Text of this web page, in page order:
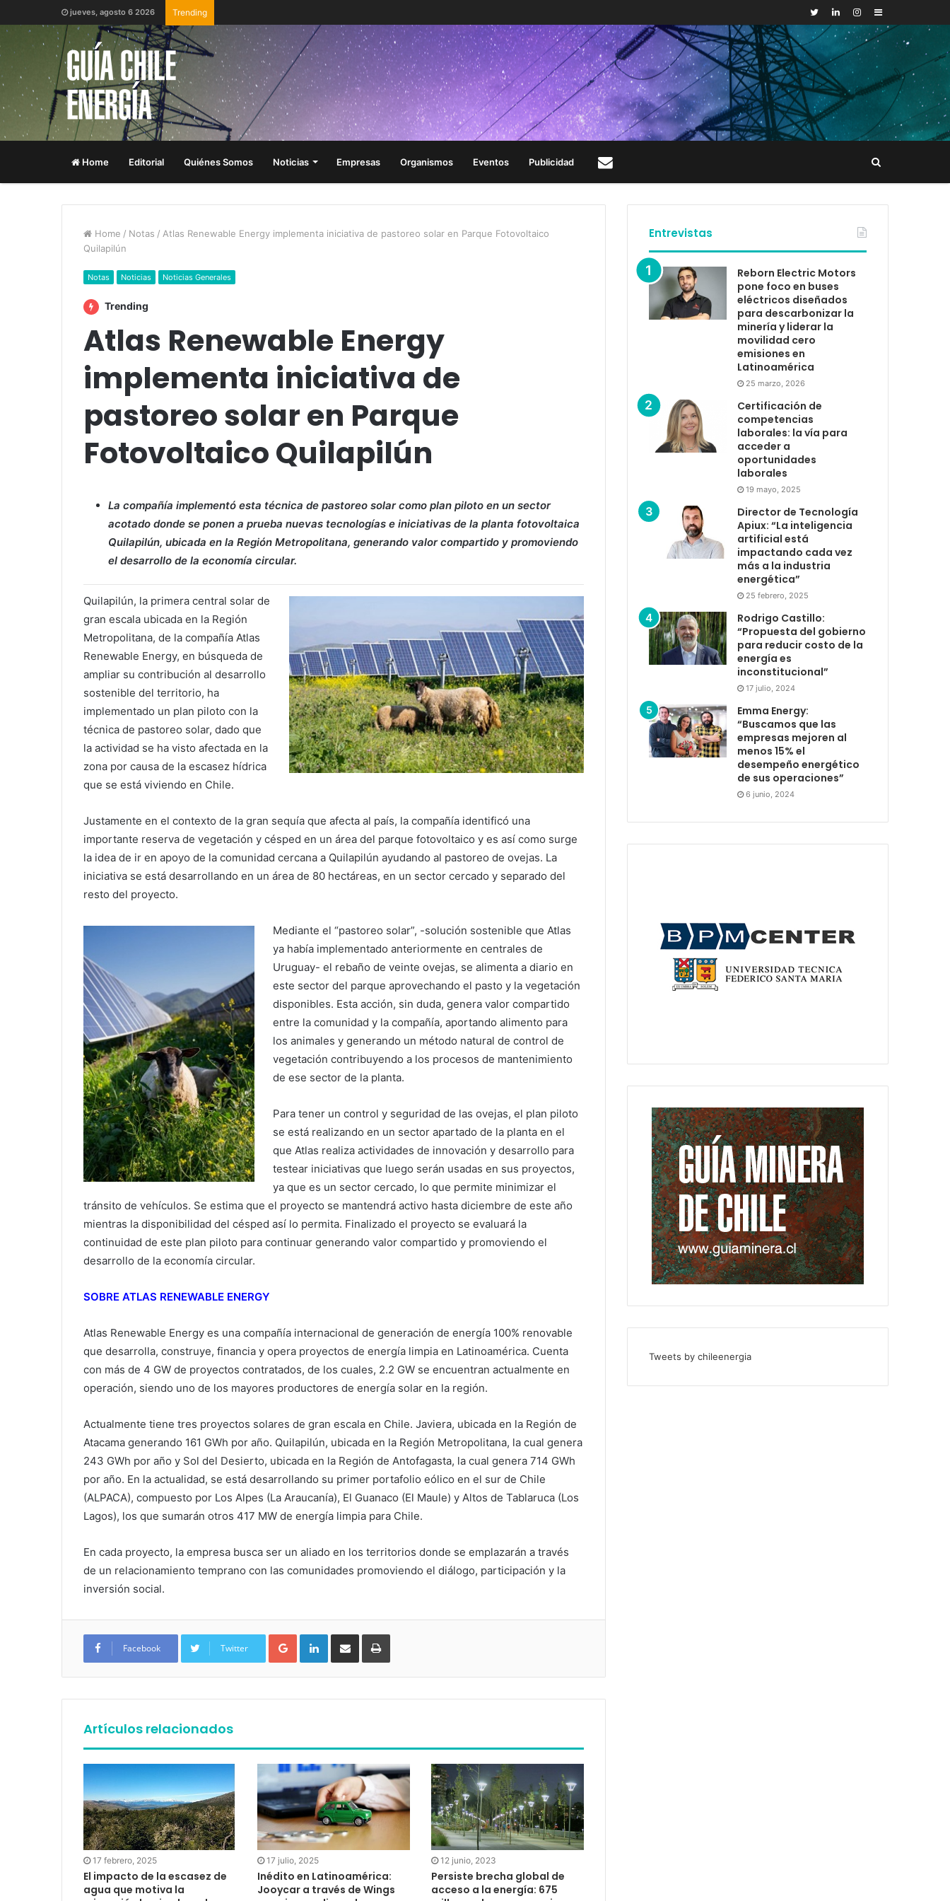
jueves, agosto 6 2026 Trending Sidebar
Home Editorial Quiénes Somos Noticias Empresas Organismos Eventos Publicidad
Home / Notas / Atlas Renewable Energy implementa iniciativa de pastoreo solar en Parque Fotovoltaico
Quilapilún
Notas Noticias Noticias Generales
Trending
Atlas Renewable Energy
implementa iniciativa de
pastoreo solar en Parque
Fotovoltaico Quilapilún
La compañía implementó esta técnica de pastoreo solar como plan piloto en un sector
acotado donde se ponen a prueba nuevas tecnologías e iniciativas de la planta fotovoltaica
Quilapilún, ubicada en la Región Metropolitana, generando valor compartido y promoviendo
el desarrollo de la economía circular.
Quilapilún, la primera central solar de
gran escala ubicada en la Región
Metropolitana, de la compañía Atlas
Renewable Energy, en búsqueda de
ampliar su contribución al desarrollo
sostenible del territorio, ha
implementado un plan piloto con la
técnica de pastoreo solar, dado que
la actividad se ha visto afectada en la
zona por causa de la escasez hídrica
que se está viviendo en Chile.
Justamente en el contexto de la gran sequía que afecta al país, la compañía identificó una
importante reserva de vegetación y césped en un área del parque fotovoltaico y es así como surge
la idea de ir en apoyo de la comunidad cercana a Quilapilún ayudando al pastoreo de ovejas. La
iniciativa se está desarrollando en un área de 80 hectáreas, en un sector cercado y separado del
resto del proyecto.
Mediante el “pastoreo solar”, -solución sostenible que Atlas
ya había implementado anteriormente en centrales de
Uruguay- el rebaño de veinte ovejas, se alimenta a diario en
este sector del parque aprovechando el pasto y la vegetación
disponibles. Esta acción, sin duda, genera valor compartido
entre la comunidad y la compañía, aportando alimento para
los animales y generando un método natural de control de
vegetación contribuyendo a los procesos de mantenimiento
de ese sector de la planta.
Para tener un control y seguridad de las ovejas, el plan piloto
se está realizando en un sector apartado de la planta en el
que Atlas realiza actividades de innovación y desarrollo para
testear iniciativas que luego serán usadas en sus proyectos,
ya que es un sector cercado, lo que permite minimizar el
tránsito de vehículos. Se estima que el proyecto se mantendrá activo hasta diciembre de este año
mientras la disponibilidad del césped así lo permita. Finalizado el proyecto se evaluará la
continuidad de este plan piloto para continuar generando valor compartido y promoviendo el
desarrollo de la economía circular.
SOBRE ATLAS RENEWABLE ENERGY
Atlas Renewable Energy es una compañía internacional de generación de energía 100% renovable
que desarrolla, construye, financia y opera proyectos de energía limpia en Latinoamérica. Cuenta
con más de 4 GW de proyectos contratados, de los cuales, 2.2 GW se encuentran actualmente en
operación, siendo uno de los mayores productores de energía solar en la región.
Actualmente tiene tres proyectos solares de gran escala en Chile. Javiera, ubicada en la Región de
Atacama generando 161 GWh por año. Quilapilún, ubicada en la Región Metropolitana, la cual genera
243 GWh por año y Sol del Desierto, ubicada en la Región de Antofagasta, la cual genera 714 GWh
por año. En la actualidad, se está desarrollando su primer portafolio eólico en el sur de Chile
(ALPACA), compuesto por Los Alpes (La Araucanía), El Guanaco (El Maule) y Altos de Tablaruca (Los
Lagos), los que sumarán otros 417 MW de energía limpia para Chile.
En cada proyecto, la empresa busca ser un aliado en los territorios donde se emplazarán a través
de un relacionamiento temprano con las comunidades promoviendo el diálogo, participación y la
inversión social.
Facebook Twitter
Google+ LinkedIn
Artículos relacionados
17 febrero, 2025
El impacto de la escasez de
agua que motiva la
17 julio, 2025
Inédito en Latinoamérica:
Jooycar a través de Wings
12 junio, 2023
Persiste brecha global de
acceso a la energía: 675
Entrevistas
Reborn Electric Motors
pone foco en buses
eléctricos diseñados
para descarbonizar la
minería y liderar la
movilidad cero
emisiones en
Latinoamérica
25 marzo, 2026
Certificación de
competencias
laborales: la vía para
acceder a
oportunidades
laborales
19 mayo, 2025
Director de Tecnología
Apiux: “La inteligencia
artificial está
impactando cada vez
más a la industria
energética”
25 febrero, 2025
Rodrigo Castillo:
“Propuesta del gobierno
para reducir costo de la
energía es
inconstitucional”
17 julio, 2024
Emma Energy:
“Buscamos que las
empresas mejoren al
menos 15% el
desempeño energético
de sus operaciones”
6 junio, 2024
Tweets by chileenergia